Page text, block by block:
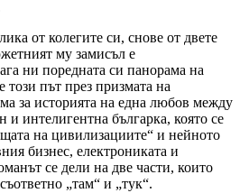
от колегите си, снове от двете
му замисъл е
ни поредната си панорама на
този път през призмата на
за историята на една любов между
и интелигентна българка, която се
на цивилизациите“ и нейното
бизнес, електрониката и
се дели на две части, които
„там“ и „тук“.